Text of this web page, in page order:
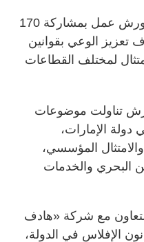
نظمت غرف دبي، أخيراً، أربع ورش عمل بمشاركة 170
تعزيز الوعي بقوانين
لمختلف القطاعات
تناولت موضوعات
الإمارات،
المؤسسي،
البحري والخدمات
مع شركة «هادف
الإفلاس في الدولة،